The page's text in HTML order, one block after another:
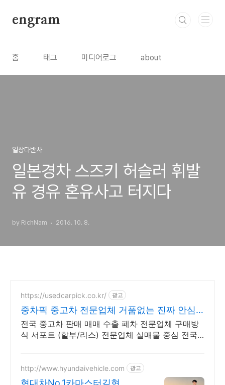
engram
홈 태그 미디어로그 about
일상다반사
일본경차 스즈키 허슬러 휘발
유 경유 혼유사고 터지다
by RichNam 2016. 10. 8.
https://usedcarpick.co.kr/ 광고
중차픽 중고차 전문업체 거품없는 진짜 안심
거래
전국 중고차 판매 매매 수출 폐차 전문업체 구매방
식 서포트 (할부/리스) 전문업체 실매물 중심 전국
http://www.hyundaivehicle.com 광고
현대차No.1카마스터김현